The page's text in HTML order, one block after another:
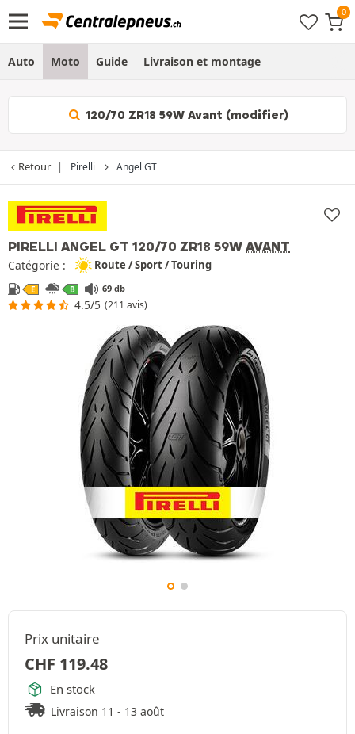
Auto Moto Guide Livraison et montage
120/70 ZR18 59W Avant (modifier)
Retour Pirelli Angel GT
PIRELLI ANGEL GT 120/70 ZR18 59W AVANT
Catégorie : Route / Sport / Touring
E B 69 db
4.5/5 (211 avis)
Prix unitaire
CHF 119.48
En stock
Livraison 11 - 13 août